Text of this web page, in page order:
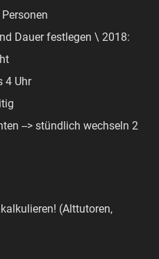
Dauer festlegen \ 2018:
4 Uhr
--> stündlich wechseln 2
(Alttutoren,